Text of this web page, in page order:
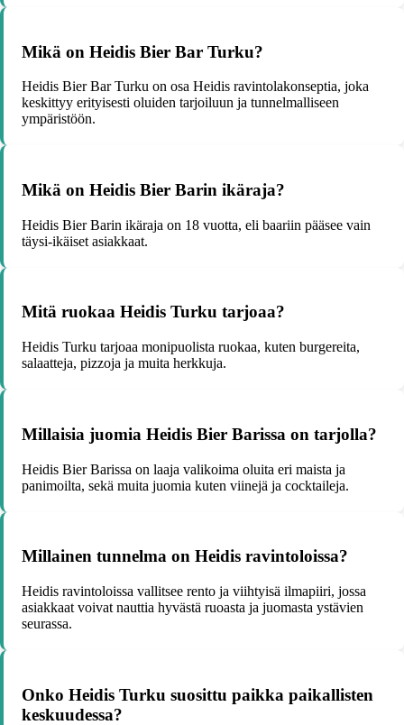
Mikä on Heidis Bier Bar Turku?
Heidis Bier Bar Turku on osa Heidis ravintolakonseptia, joka
keskittyy erityisesti oluiden tarjoiluun ja tunnelmalliseen
ympäristöön.
Mikä on Heidis Bier Barin ikäraja?
Heidis Bier Barin ikäraja on 18 vuotta, eli baariin pääsee vain
täysi-ikäiset asiakkaat.
Mitä ruokaa Heidis Turku tarjoaa?
Heidis Turku tarjoaa monipuolista ruokaa, kuten burgereita,
salaatteja, pizzoja ja muita herkkuja.
Millaisia juomia Heidis Bier Barissa on tarjolla?
Heidis Bier Barissa on laaja valikoima oluita eri maista ja
panimoilta, sekä muita juomia kuten viinejä ja cocktaileja.
Millainen tunnelma on Heidis ravintoloissa?
Heidis ravintoloissa vallitsee rento ja viihtyisä ilmapiiri, jossa
asiakkaat voivat nauttia hyvästä ruoasta ja juomasta ystävien
seurassa.
Onko Heidis Turku suosittu paikka paikallisten
keskuudessa?